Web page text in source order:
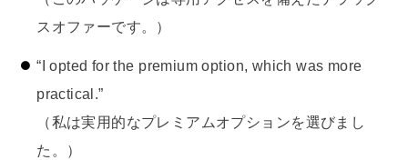
スオファーです。）
“I opted for the premium option, which was more
practical.”
（私は実用的なプレミアムオプションを選びまし
た。）